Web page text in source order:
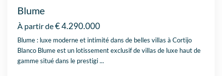
Blume
À partir de€ 4.290.000
Blume : luxe moderne et intimité dans de belles villas à Cortijo
Blanco Blume est un lotissement exclusif de villas de luxe haut de
gamme situé dans le prestigi...